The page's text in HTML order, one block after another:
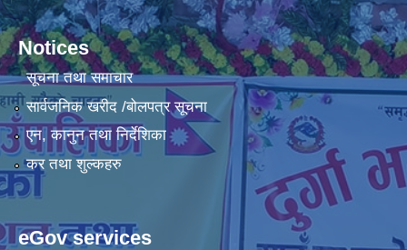
Notices
सूचना तथा समाचार
सार्वजनिक खरीद /बोलपत्र सूचना
एन, कानुन तथा निर्देशिका
कर तथा शुल्कहरु
eGov services